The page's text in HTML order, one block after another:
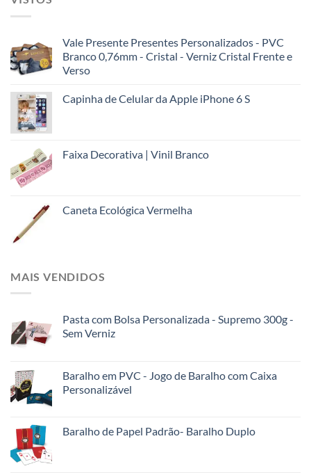
Vale Presente Presentes Personalizados - PVC
Branco 0,76mm - Cristal - Verniz Cristal Frente e
Verso
Capinha de Celular da Apple iPhone 6 S
Faixa Decorativa | Vinil Branco
Caneta Ecológica Vermelha
MAIS VENDIDOS
Pasta com Bolsa Personalizada - Supremo 300g -
Sem Verniz
Baralho em PVC - Jogo de Baralho com Caixa
Personalizável
Baralho de Papel Padrão- Baralho Duplo